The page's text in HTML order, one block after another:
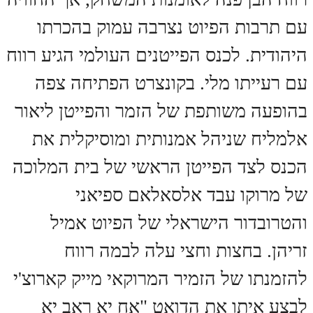
עם תרבות הפיוט נצרבה עמוק בהכרתו
היהודית. לכנס הפייטנים העולמי הגיע רווח
עם רעייתו מלי. בקונצרט הפתיחה צפה
בהופעה משותפת של הזמר והפייטן ליאור
אלמליח שניהל אמנותית ומוסיקלית את
הכנס לצד הפייטן הראשי של בית המלוכה
של מרוקו עבד אלסאלאם ספיאני
והטרובדור הישראלי של הפיוט אמיל
זריהן. בחצות וחצי עלה לבמה רווח
להזמנתו של הזמיר המרוקאי מייק קארוצ'י
לבצע איתו את הדואט "אח יא ראב יא